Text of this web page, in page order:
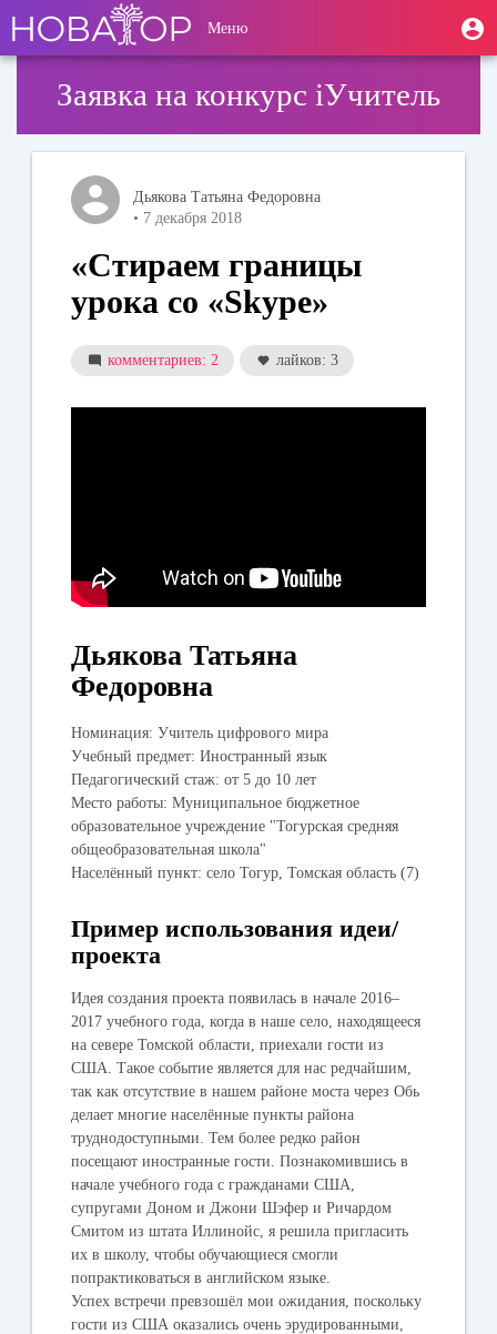
основному
содержанию
User
account
menu
Меню
Заявка на конкурс iУчитель
Дьякова Татьяна Федоровна
• 7 декабря 2018
«Стираем границы
урока со «Skype»
комментариев: 2 лайков: 3
Дьякова Татьяна
Федоровна
Номинация: Учитель цифрового мира
Учебный предмет: Иностранный язык
Педагогический стаж: от 5 до 10 лет
Место работы: Муниципальное бюджетное
образовательное учреждение "Тогурская средняя
общеобразовательная школа"
Населённый пункт: село Тогур, Томская область (7)
Пример использования идеи/
проекта
Идея создания проекта появилась в начале 2016–
2017 учебного года, когда в наше село, находящееся
на севере Томской области, приехали гости из
США. Такое событие является для нас редчайшим,
так как отсутствие в нашем районе моста через Обь
делает многие населённые пункты района
труднодоступными. Тем более редко район
посещают иностранные гости. Познакомившись в
начале учебного года с гражданами США,
супругами Доном и Джони Шэфер и Ричардом
Смитом из штата Иллинойс, я решила пригласить
их в школу, чтобы обучающиеся смогли
попрактиковаться в английском языке.
Успех встречи превзошёл мои ожидания, поскольку
гости из США оказались очень эрудированными,